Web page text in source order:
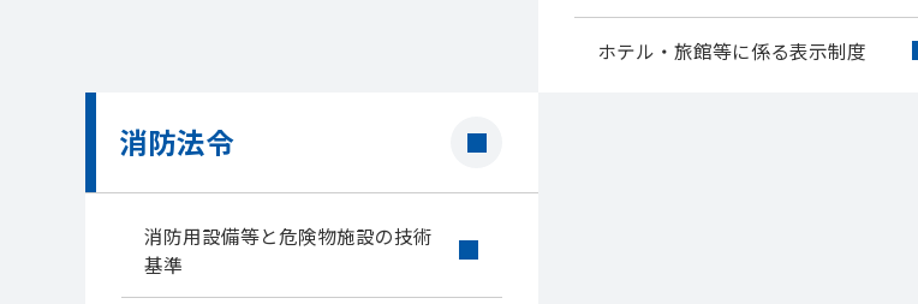
ホテル・旅館等に係る表示制度
消防法令
消防用設備等と危険物施設の技術
基準